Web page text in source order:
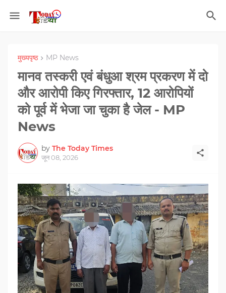
मुख्यपृष्ठ MP News
मानव तस्करी एवं बंधुआ श्रम प्रकरण में दो
और आरोपी किए गिरफ्तार, 12 आरोपियों
को पूर्व में भेजा जा चुका है जेल - MP
News
by The Today Times
जून 08, 2026